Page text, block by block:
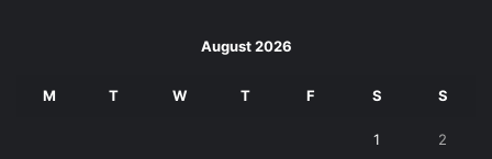
August 2026
M T W T F S S
1 2